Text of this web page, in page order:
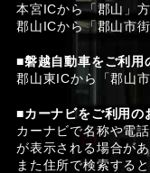
本宮ICから「郡山」
郡山ICから「郡山市
■磐越自動車をご利用
郡山東ICから「郡山
■カーナビをご利用の
カーナビで名称や電
が表示される場合があ
また住所で検索する